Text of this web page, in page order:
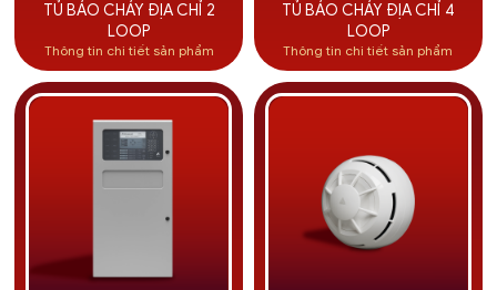
TỦ BÁO CHÁY ĐỊA CHỈ 2
LOOP
Thông tin chi tiết sản phẩm
TỦ BÁO CHÁY ĐỊA CHỈ 4
LOOP
Thông tin chi tiết sản phẩm